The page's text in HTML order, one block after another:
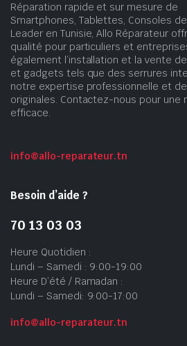
Réparation rapide et sur mesure de
Smartphones, Tablettes, Consoles
Leader en Tunisie, Allo Réparateur
qualité pour particuliers et
également l’installation et la vente
et gadgets tels que des serrures
notre expertise professionnelle et
originales. Contactez-nous pour une
efficace.
info@allo-reparateur.tn
Besoin d’aide ?
70 13 03 03
Heure Quotidien :
Lundi – Samedi : 9:00-19:00
Heure D’été / Ramadan :
Lundi – Samedi: 9:00-17:00
info@allo-reparateur.tn